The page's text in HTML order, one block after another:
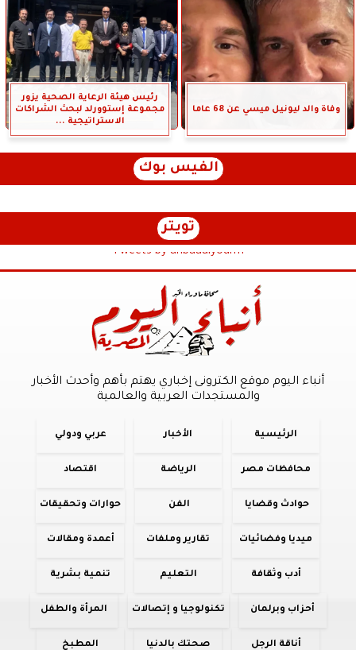
وفاة والد ليونيل ميسي عن 68 عاما
رئيس هيئة الرعاية الصحية يزور
مجموعة إستوورلد لبحث الشراكات
الاستراتيجية ...
الفيس بوك
تويتر
Tweets by anbaaalyoum1
أنباء اليوم موقع الكترونى إخباري يهتم بأهم وأحدث الأخبار
والمستجدات العربية والعالمية
الرئيسية الأخبار عربي ودولي
محافظات مصر الرياضة اقتصاد
حوادث وقضايا الفن حوارات وتحقيقات
ميديا وفضائيات تقارير وملفات أعمدة ومقالات
أدب وثقافة التعليم تنمية بشرية
أحزاب وبرلمان تكنولوجيا و إتصالات المرأة والطفل
أناقة الرجل صحتك بالدنيا المطبخ